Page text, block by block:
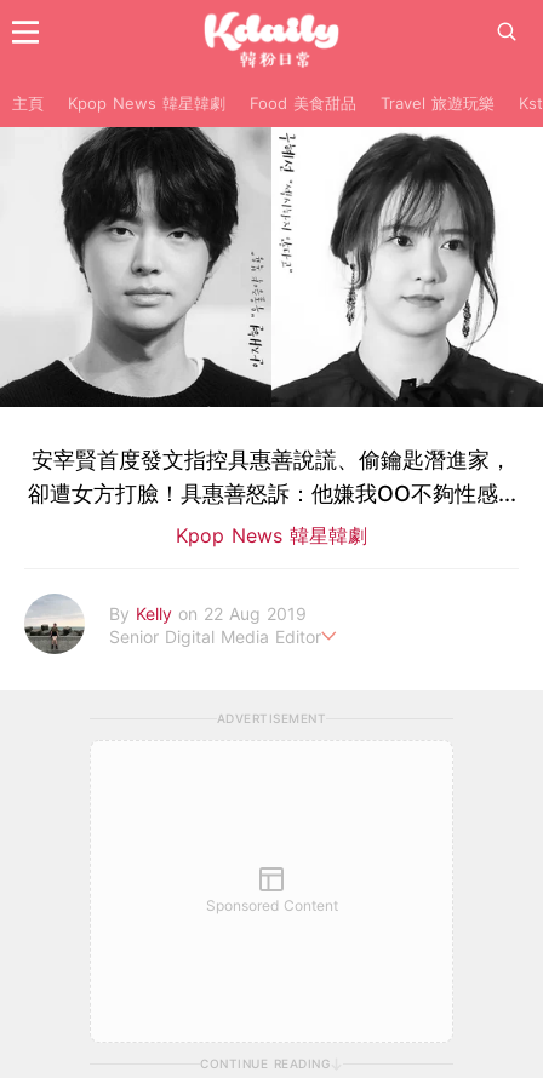
主頁 Kpop News 韓星韓劇 Food 美食甜品 Travel 旅遊玩樂
安宰賢首度發文指控具惠善說謊、偷鑰匙潛進家，
卻遭女方打臉！具惠善怒訴：他嫌我OO不夠性感...
Kpop News 韓星韓劇
By Kelly on 22 Aug 2019
Senior Digital Media Editor
ADVERTISEMENT
Sponsored Content
CONTINUE READING